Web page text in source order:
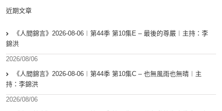
近期文章
《人間錦言》2026-08-06︱第44季 第10集E – 最後的尊嚴︱主持：李
錦洪
2026/08/06
《人間錦言》2026-08-06︱第44季 第10集C – 也無風雨也無晴︱主
持：李錦洪
2026/08/06